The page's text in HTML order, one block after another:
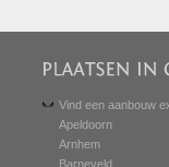
Vind een aanbouw
Apeldoorn
Arnhem
Barneveld